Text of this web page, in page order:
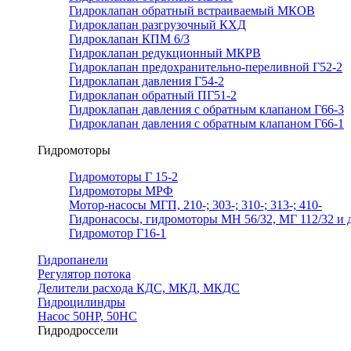
Гидроклапан обратный встраиваемый МКОВ
Гидроклапан разгрузочный КХД
Гидроклапан КПМ 6/3
Гидроклапан редукционный МКРВ
Гидроклапан предохранительно-переливной Г52-2
Гидроклапан давления Г54-2
Гидроклапан обратный ПГ51-2
Гидроклапан давления с обратным клапаном Г66-3
Гидроклапан давления с обратным клапаном Г66-1
Гидромоторы
Гидромоторы Г 15-2
Гидромоторы МРФ
Мотор-насосы МГП, 210-; 303-; 310-; 313-; 410-
Гидронасосы, гидромоторы МН 56/32, МГ 112/32 и
Гидромотор Г16-1
Гидропанели
Регулятор потока
Делители расхода КДС, МКД, МКДС
Гидроцилиндры
Насос 50НР, 50НС
Гидродроссели